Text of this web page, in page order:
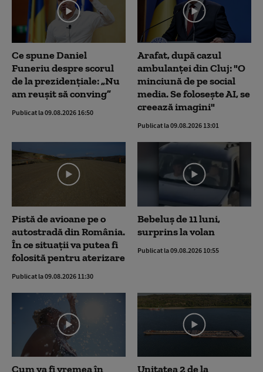
Ce spune Daniel
Funeriu despre scorul
de la prezidențiale: „Nu
am reușit să conving”
Publicat la 09.08.2026 16:50
Arafat, după cazul
ambulanței din Cluj: "O
minciună de pe social
media. Se folosește AI, se
creează imagini"
Publicat la 09.08.2026 13:01
Pistă de avioane pe o
autostradă din România.
În ce situații va putea fi
folosită pentru aterizare
Publicat la 09.08.2026 11:30
Bebeluș de 11 luni,
surprins la volan
Publicat la 09.08.2026 10:55
Cum va fi vremea în Unitatea 2 de la